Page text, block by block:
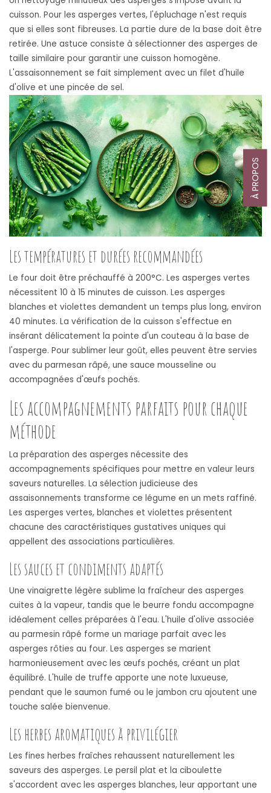
À PROPOS
cuisson. Pour les asperges vertes, l'épluchage n'est requis
que si elles sont fibreuses. La partie dure de la base doit être
retirée. Une astuce consiste à sélectionner des asperges de
taille similaire pour garantir une cuisson homogène.
L'assaisonnement se fait simplement avec un filet d'huile
d'olive et une pincée de sel.
Les températures et durées recommandées
Le four doit être préchauffé à 200°C. Les asperges vertes
nécessitent 10 à 15 minutes de cuisson. Les asperges
blanches et violettes demandent un temps plus long, environ
40 minutes. La vérification de la cuisson s'effectue en
insérant délicatement la pointe d'un couteau à la base de
l'asperge. Pour sublimer leur goût, elles peuvent être servies
avec du parmesan râpé, une sauce mousseline ou
accompagnées d'œufs pochés.
Les accompagnements parfaits pour chaque
méthode
La préparation des asperges nécessite des
accompagnements spécifiques pour mettre en valeur leurs
saveurs naturelles. La sélection judicieuse des
assaisonnements transforme ce légume en un mets raffiné.
Les asperges vertes, blanches et violettes présentent
chacune des caractéristiques gustatives uniques qui
appellent des associations particulières.
Les sauces et condiments adaptés
Une vinaigrette légère sublime la fraîcheur des asperges
cuites à la vapeur, tandis que le beurre fondu accompagne
idéalement celles préparées à l'eau. L'huile d'olive associée
au parmesin râpé forme un mariage parfait avec les
asperges rôties au four. Les asperges se marient
harmonieusement avec les œufs pochés, créant un plat
équilibré. L'huile de truffe apporte une note luxueuse,
pendant que le saumon fumé ou le jambon cru ajoutent une
touche salée bienvenue.
Les herbes aromatiques à privilégier
Les fines herbes fraîches rehaussent naturellement les
saveurs des asperges. Le persil plat et la ciboulette
s'accordent avec les asperges blanches, leur apportant une